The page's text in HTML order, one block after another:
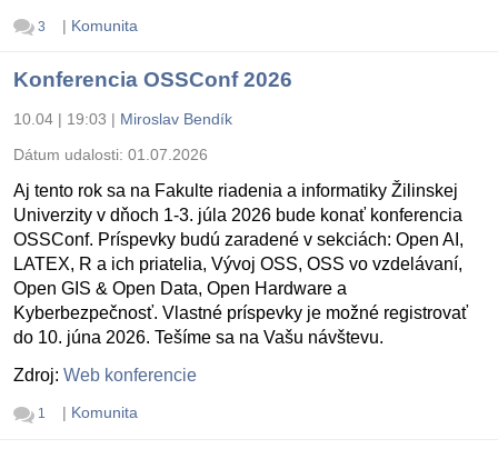
3 | Komunita
Konferencia OSSConf 2026
10.04 | 19:03 | Miroslav Bendík
Dátum udalosti: 01.07.2026
Aj tento rok sa na Fakulte riadenia a informatiky Žilinskej
Univerzity v dňoch 1-3. júla 2026 bude konať konferencia
OSSConf. Príspevky budú zaradené v sekciách: Open AI,
LATEX, R a ich priatelia, Vývoj OSS, OSS vo vzdelávaní,
Open GIS & Open Data, Open Hardware a
Kyberbezpečnosť. Vlastné príspevky je možné registrovať
do 10. júna 2026. Tešíme sa na Vašu návštevu.
Zdroj: Web konferencie
1 | Komunita